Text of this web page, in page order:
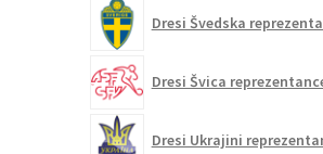
Dresi Švedska
Dresi Švica
Dresi Ukrajini